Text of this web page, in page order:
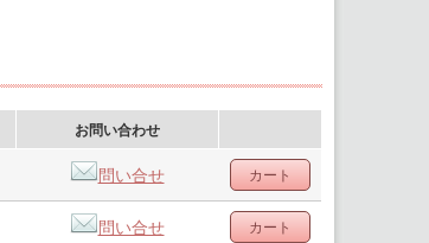
お問い合わせ
問い合せ
問い合せ